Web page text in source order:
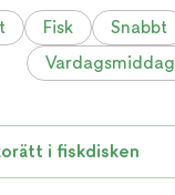
Fisk Snabbt
Vardagsmiddag
i fiskdisken